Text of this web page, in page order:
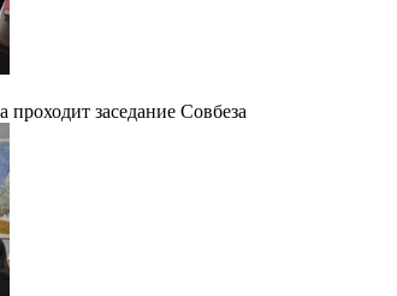
заседание Совбеза